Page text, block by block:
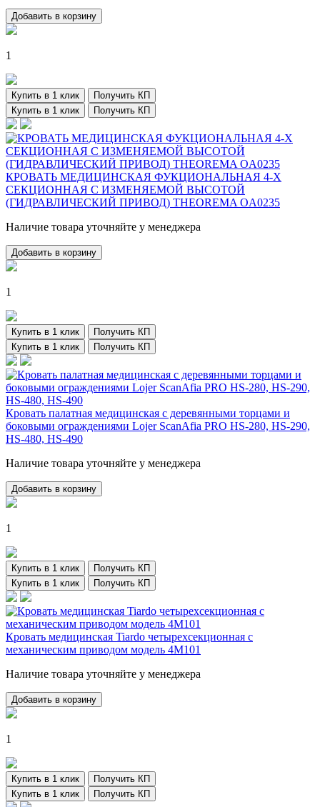
Добавить в корзину
1
Купить в 1 клик
Получить КП
Купить в 1 клик
Получить КП
КРОВАТЬ МЕДИЦИНСКАЯ ФУКЦИОНАЛЬНАЯ 4-Х
СЕКЦИОННАЯ С ИЗМЕНЯЕМОЙ ВЫСОТОЙ
(ГИДРАВЛИЧЕСКИЙ ПРИВОД) THEOREMA OA0235
Наличие товара уточняйте у менеджера
Добавить в корзину
1
Купить в 1 клик
Получить КП
Купить в 1 клик
Получить КП
Кровать палатная медицинская с деревянными торцами и
боковыми ограждениями Lojer ScanAfia PRO HS-280, HS-290,
HS-480, HS-490
Наличие товара уточняйте у менеджера
Добавить в корзину
1
Купить в 1 клик
Получить КП
Купить в 1 клик
Получить КП
Кровать медицинская Tiardo четырехсекционная с
механическим приводом модель 4М101
Наличие товара уточняйте у менеджера
Добавить в корзину
1
Купить в 1 клик
Получить КП
Купить в 1 клик
Получить КП